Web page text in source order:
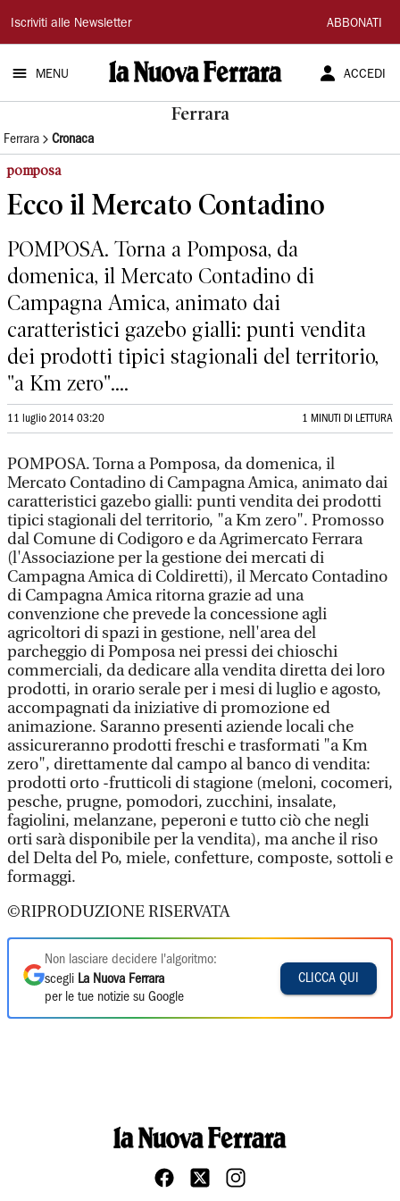
La
Nuova
Ferrara
Iscriviti alle Newsletter ABBONATI
MENU ACCEDI
Ferrara
Ferrara Cronaca
pomposa
Ecco il Mercato Contadino
POMPOSA. Torna a Pomposa, da
domenica, il Mercato Contadino di
Campagna Amica, animato dai
caratteristici gazebo gialli: punti vendita
dei prodotti tipici stagionali del territorio,
"a Km zero"....
11 luglio 2014 03:20 1 MINUTI DI LETTURA
POMPOSA. Torna a Pomposa, da domenica, il
Mercato Contadino di Campagna Amica, animato dai
caratteristici gazebo gialli: punti vendita dei prodotti
tipici stagionali del territorio, "a Km zero". Promosso
dal Comune di Codigoro e da Agrimercato Ferrara
(l'Associazione per la gestione dei mercati di
Campagna Amica di Coldiretti), il Mercato Contadino
di Campagna Amica ritorna grazie ad una
convenzione che prevede la concessione agli
agricoltori di spazi in gestione, nell'area del
parcheggio di Pomposa nei pressi dei chioschi
commerciali, da dedicare alla vendita diretta dei loro
prodotti, in orario serale per i mesi di luglio e agosto,
accompagnati da iniziative di promozione ed
animazione. Saranno presenti aziende locali che
assicureranno prodotti freschi e trasformati "a Km
zero", direttamente dal campo al banco di vendita:
prodotti orto -frutticoli di stagione (meloni, cocomeri,
pesche, prugne, pomodori, zucchini, insalate,
fagiolini, melanzane, peperoni e tutto ciò che negli
orti sarà disponibile per la vendita), ma anche il riso
del Delta del Po, miele, confetture, composte, sottoli e
formaggi.
©RIPRODUZIONE RISERVATA
Non lasciare decidere l'algoritmo:
scegli La Nuova Ferrara
per le tue notizie su Google
CLICCA QUI